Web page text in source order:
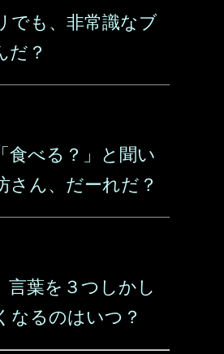
でも、非常識なブ
だ？
食べる？」と聞い
さん、だーれだ？
言葉を３つしかし
なるのはいつ？